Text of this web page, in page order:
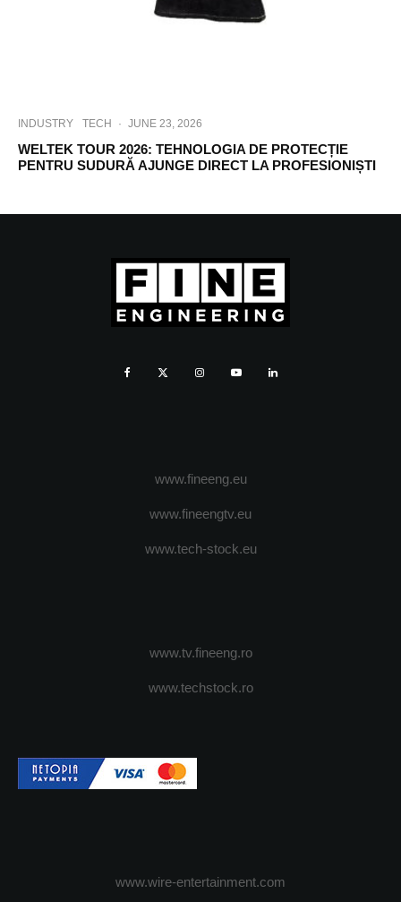
INDUSTRY TECH · JUNE 23, 2026
WELTEK TOUR 2026: TEHNOLOGIA DE PROTECȚIE
PENTRU SUDURĂ AJUNGE DIRECT LA PROFESIONIȘTI
www.fineeng.eu
www.fineengtv.eu
www.tech-stock.eu
www.tv.fineeng.ro
www.techstock.ro
www.wire-entertainment.com